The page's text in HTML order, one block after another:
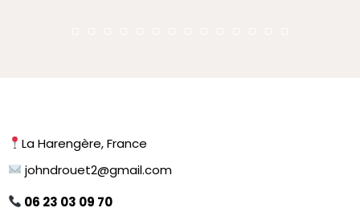
La Harengère, France
johndrouet2@gmail.com
06 23 03 09 70